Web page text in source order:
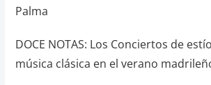
Palma
DOCE NOTAS: Los Conciertos de
música clásica en el verano